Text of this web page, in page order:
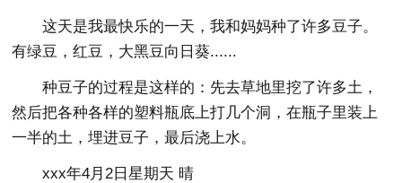
这天是我最快乐的一天，我和妈妈种了许多豆子。
有绿豆，红豆，大黑豆向日葵......
种豆子的过程是这样的：先去草地里挖了许多土，
然后把各种各样的塑料瓶底上打几个洞，在瓶子里装上
一半的土，埋进豆子，最后浇上水。
xxx年4月2日星期天 晴